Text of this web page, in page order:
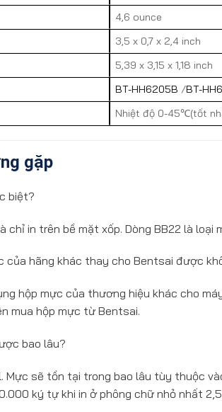
4,6 ounce
3,5 x 0,7 x 2,4 inch
5,39 x 3,15 x 1,18 inch
BT-HH6205B /BT-
Nhiệt độ 0-45℃(tốt
gặp
biệt?
chỉ in trên bề mặt xốp. Dòng BB22 là
của hãng khác thay cho Bentsai được
hộp mực của thương hiệu khác cho
mua hộp mực từ Bentsai.
bao lâu?
Mực sẽ tồn tại trong bao lâu tùy thuộc
ký tự khi in ở phông chữ nhỏ nhất